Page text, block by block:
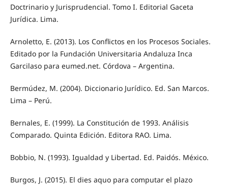
Doctrinario y Jurisprudencial. Tomo I. Editorial Gaceta
Jurídica. Lima.
Arnoletto, E. (2013). Los Conflictos en los Procesos Sociales.
Editado por la Fundación Universitaria Andaluza Inca
Garcilaso para eumed.net. Córdova – Argentina.
Bermúdez, M. (2004). Diccionario Jurídico. Ed. San Marcos.
Lima – Perú.
Bernales, E. (1999). La Constitución de 1993. Análisis
Comparado. Quinta Edición. Editora RAO. Lima.
Bobbio, N. (1993). Igualdad y Libertad. Ed. Paidós. México.
Burgos, J. (2015). El dies aquo para computar el plazo